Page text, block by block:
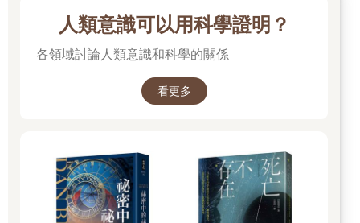
人類意識可以用科學證明？
各領域討論人類意識和科學的關係
看更多